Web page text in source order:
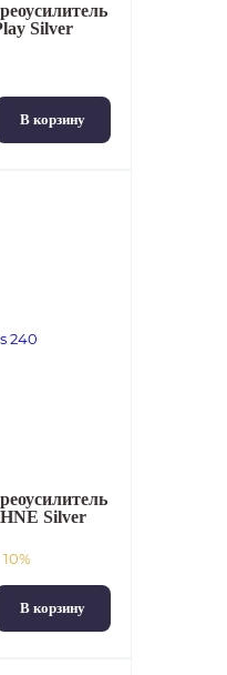
Silver
В корзину
Silver
10%
В корзину